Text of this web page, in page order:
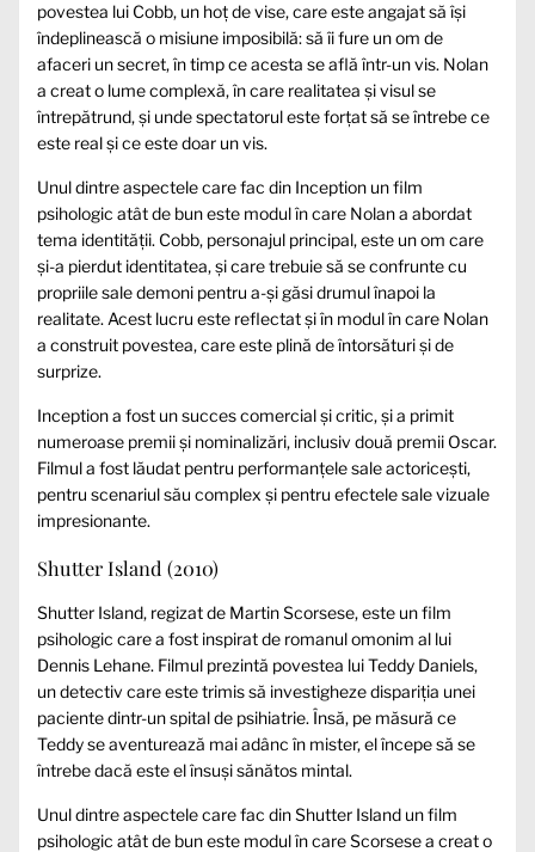
povestea lui Cobb, un hoț de vise, care este angajat să își
îndeplinească o misiune imposibilă: să îi fure un om de
afaceri un secret, în timp ce acesta se află într-un vis. Nolan
a creat o lume complexă, în care realitatea și visul se
întrepătrund, și unde spectatorul este forțat să se întrebe ce
este real și ce este doar un vis.
Unul dintre aspectele care fac din Inception un film
psihologic atât de bun este modul în care Nolan a abordat
tema identității. Cobb, personajul principal, este un om care
și-a pierdut identitatea, și care trebuie să se confrunte cu
propriile sale demoni pentru a-și găsi drumul înapoi la
realitate. Acest lucru este reflectat și în modul în care Nolan
a construit povestea, care este plină de întorsături și de
surprize.
Inception a fost un succes comercial și critic, și a primit
numeroase premii și nominalizări, inclusiv două premii Oscar.
Filmul a fost lăudat pentru performanțele sale actoricești,
pentru scenariul său complex și pentru efectele sale vizuale
impresionante.
Shutter Island (2010)
Shutter Island, regizat de Martin Scorsese, este un film
psihologic care a fost inspirat de romanul omonim al lui
Dennis Lehane. Filmul prezintă povestea lui Teddy Daniels,
un detectiv care este trimis să investigheze dispariția unei
paciente dintr-un spital de psihiatrie. Însă, pe măsură ce
Teddy se aventurează mai adânc în mister, el începe să se
întrebe dacă este el însuși sănătos mintal.
Unul dintre aspectele care fac din Shutter Island un film
psihologic atât de bun este modul în care Scorsese a creat o